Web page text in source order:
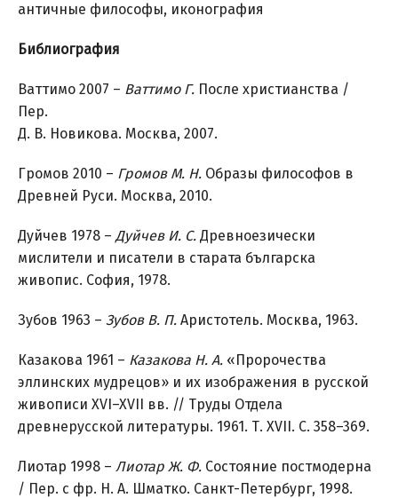
античные философы, иконография
Библиография
Ваттимо 2007 – Ваттимо Г. После христианства /
Пер.
Д. В. Новикова. Москва, 2007.
Громов 2010 – Громов М. Н. Образы философов в
Древней Руси. Москва, 2010.
Дуйчев 1978 – Дуйчев И. С. Древноезически
мислители и писатели в старата българска
живопис. София, 1978.
Зубов 1963 – Зубов В. П. Аристотель. Москва, 1963.
Казакова 1961 – Казакова Н. А. «Пророчества
эллинских мудрецов» и их изображения в русской
живописи XVI–XVII вв. // Труды Отдела
древнерусской литературы. 1961. Т. XVII. С. 358–369.
Лиотар 1998 – Лиотар Ж. Ф. Состояние постмодерна
/ Пер. с фр. Н. А. Шматко. Санкт-Петербург, 1998.